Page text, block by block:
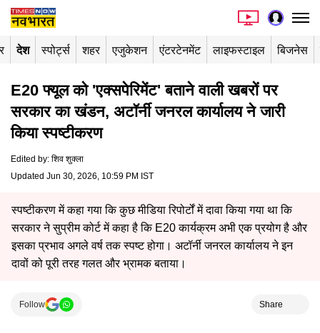
देश स्पोर्ट्स शहर एजुकेशन एंटरटेनमेंट लाइफस्टाइल बिजनेस
E20 फ्यूल को 'एक्सपेरिमेंट' बताने वाली खबरों पर
सरकार का खंडन, अटॉर्नी जनरल कार्यालय ने जारी
किया स्पष्टीकरण
Edited by: शिव शुक्ला
Updated Jun 30, 2026, 10:59 PM IST
स्पष्टीकरण में कहा गया कि कुछ मीडिया रिपोर्टों में दावा किया गया था कि
सरकार ने सुप्रीम कोर्ट में कहा है कि E20 कार्यक्रम अभी एक प्रयोग है और
इसका प्रभाव अगले वर्ष तक स्पष्ट होगा। अटॉर्नी जनरल कार्यालय ने इन
दावों को पूरी तरह गलत और भ्रामक बताया।
Follow Share